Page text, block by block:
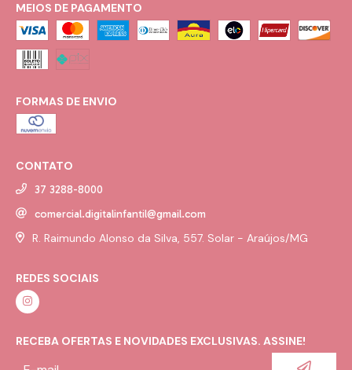
MEIOS DE PAGAMENTO
FORMAS DE ENVIO
CONTATO
37 3288-8000
comercial.digitalinfantil@gmail.com
R. Raimundo Alonso da Silva, 557. Solar - Araújos/MG
REDES SOCIAIS
RECEBA OFERTAS E NOVIDADES EXCLUSIVAS. ASSINE!